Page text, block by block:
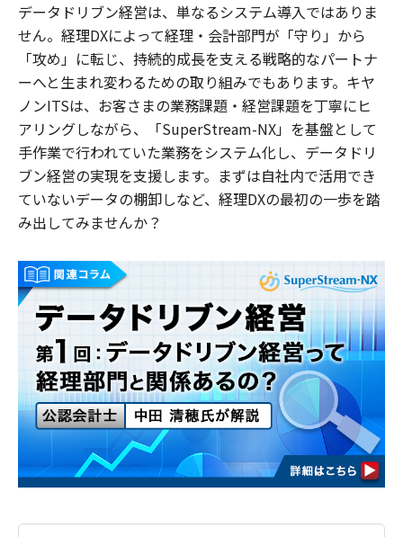
データドリブン経営は、単なるシステム導入ではありま
せん。経理DXによって経理・会計部門が「守り」から
「攻め」に転じ、持続的成長を支える戦略的なパートナ
ーへと生まれ変わるための取り組みでもあります。キヤ
ノンITSは、お客さまの業務課題・経営課題を丁寧にヒ
アリングしながら、「SuperStream-NX」を基盤として
手作業で行われていた業務をシステム化し、データドリ
ブン経営の実現を支援します。まずは自社内で活用でき
ていないデータの棚卸しなど、経理DXの最初の一歩を踏
み出してみませんか？